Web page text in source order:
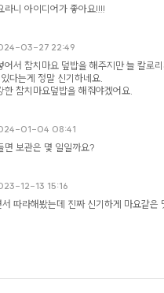
라니 아이디어가 좋아요!!!!
03-27 22:49
어서 참치마요 덮밥을 해주지만 늘 칼로
다는게 정말 신기하네요.
한 참치마요덮밥을 해줘야겠어요.
01-04 08:41
면 보관은 몇 일일까요?
12-13 15:16
따라해봤는데 진짜 신기하게 마요같은